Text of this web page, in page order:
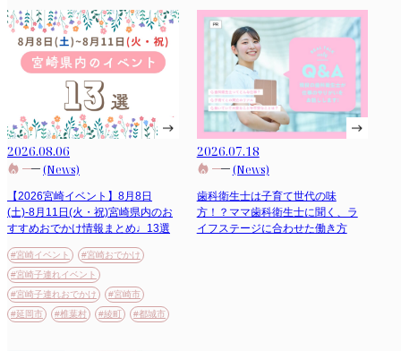
2026.08.06
(News)
【2026宮崎イベント】8月8日
(土)-8月11日(火・祝)宮崎県内のお
すすめおでかけ情報まとめ♩13選
#宮崎イベント
#宮崎おでかけ
#宮崎子連れイベント
#宮崎子連れおでかけ
#宮崎市
#延岡市
#椎葉村 #綾町 #都城市
2026.07.18
(News)
歯科衛生士は子育て世代の味
方！？ママ歯科衛生士に聞く、ラ
イフステージに合わせた働き方